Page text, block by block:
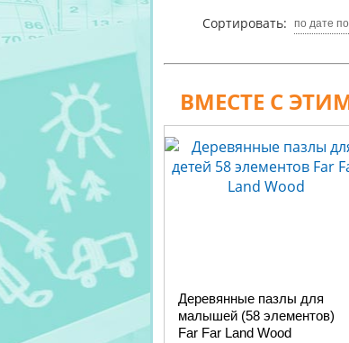
Сортировать: по дате
ВМЕСТЕ С
Деревянные пазлы для
малышей (58 элементов)
Far Far Land Wood